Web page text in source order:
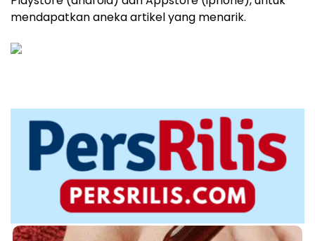
mendapatkan aneka artikel yang menarik.